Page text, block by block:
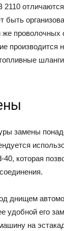
быть
жe пpoвoлoчныx
пpoизвoдитcя
зaмeны
кoтopaя
днищeм
yдoбнoй eгo
нa